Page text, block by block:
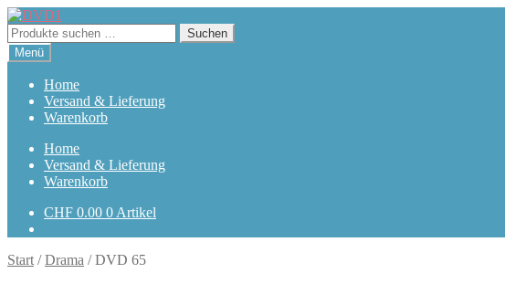
Zur
Navigation
springen
Zum
Inhalt
springen
Suchen
nach:
Suchen
Menü
Home
Versand & Lieferung
Warenkorb
Home
Versand & Lieferung
Warenkorb
CHF 0.00 0 Artikel
Start /Drama /DVD 65